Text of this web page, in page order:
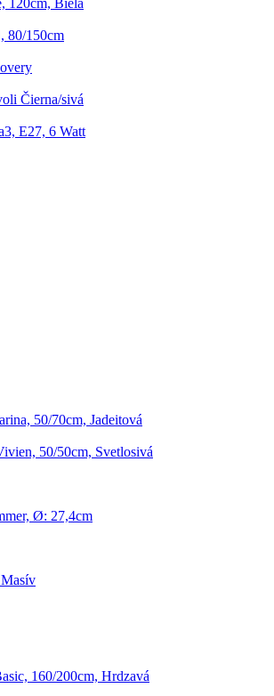
80/150cm
Čierna/sivá
E27, 6 Watt
50/70cm, Jadeitová
50/50cm, Svetlosivá
Ø: 27,4cm
160/200cm, Hrdzavá